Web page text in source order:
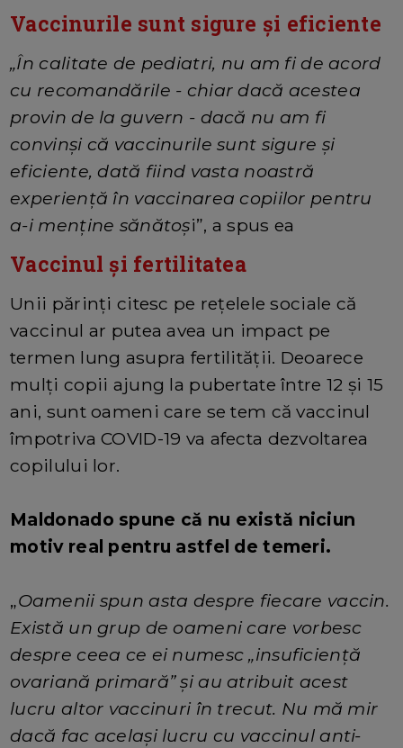
Vaccinurile sunt sigure și eficiente
„În calitate de pediatri, nu am fi de acord
cu recomandările - chiar dacă acestea
provin de la guvern - dacă nu am fi
convinși că vaccinurile sunt sigure și
eficiente, dată fiind vasta noastră
experiență în vaccinarea copiilor pentru
a-i menține sănătoși”, a spus ea
Vaccinul și fertilitatea
Unii părinți citesc pe rețelele sociale că
vaccinul ar putea avea un impact pe
termen lung asupra fertilității. Deoarece
mulți copii ajung la pubertate între 12 și 15
ani, sunt oameni care se tem că vaccinul
împotriva COVID-19 va afecta dezvoltarea
copilului lor.
Maldonado spune că nu există niciun
motiv real pentru astfel de temeri.
„Oamenii spun asta despre fiecare vaccin.
Există un grup de oameni care vorbesc
despre ceea ce ei numesc „insuficiență
ovariană primară” și au atribuit acest
lucru altor vaccinuri în trecut. Nu mă mir
dacă fac același lucru cu vaccinul anti-